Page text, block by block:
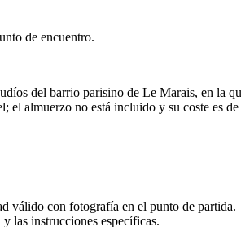
de encuentro.
del barrio parisino de Le Marais, en la
almuerzo no está incluido y su coste es
válido con fotografía en el punto de partida.
las instrucciones específicas.